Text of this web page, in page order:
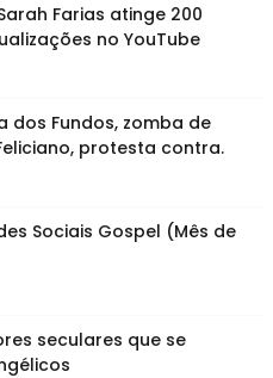
Farias atinge 200
no YouTube
dos Fundos, zomba de
protesta contra.
Sociais Gospel (Mês de
seculares que se